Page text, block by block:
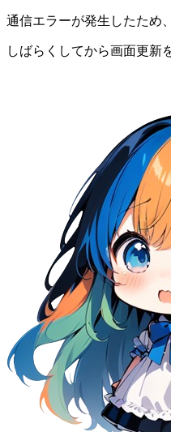
通信エラーが発生したため、
しばらくしてから画面更新